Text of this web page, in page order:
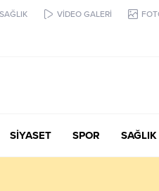
SAĞLIK VİDEO GALERİ
SİYASET SPOR SAĞLIK